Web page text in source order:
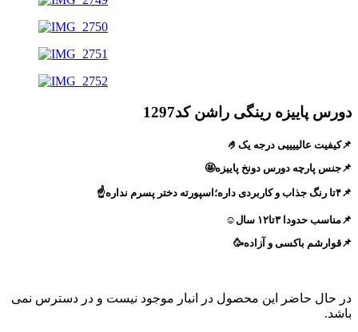
دورس پاییزه رینگی راشن کد1297
📌کیفیت عالییییی درجه یک🤌
📌جنس پارچه دورس دونخ پاییزه🤩
📌۴تا رنگ جذاب و کاربردی داره؛اسپورته دختر پسرم نداره☝️
📌مناسب حدودا ۳تا۱۲ سال☺️
📌قوارشم باکسی و آزاده🥳
در حال حاضر این محصول در انبار موجود نیست و در دسترس نمی
باشد.